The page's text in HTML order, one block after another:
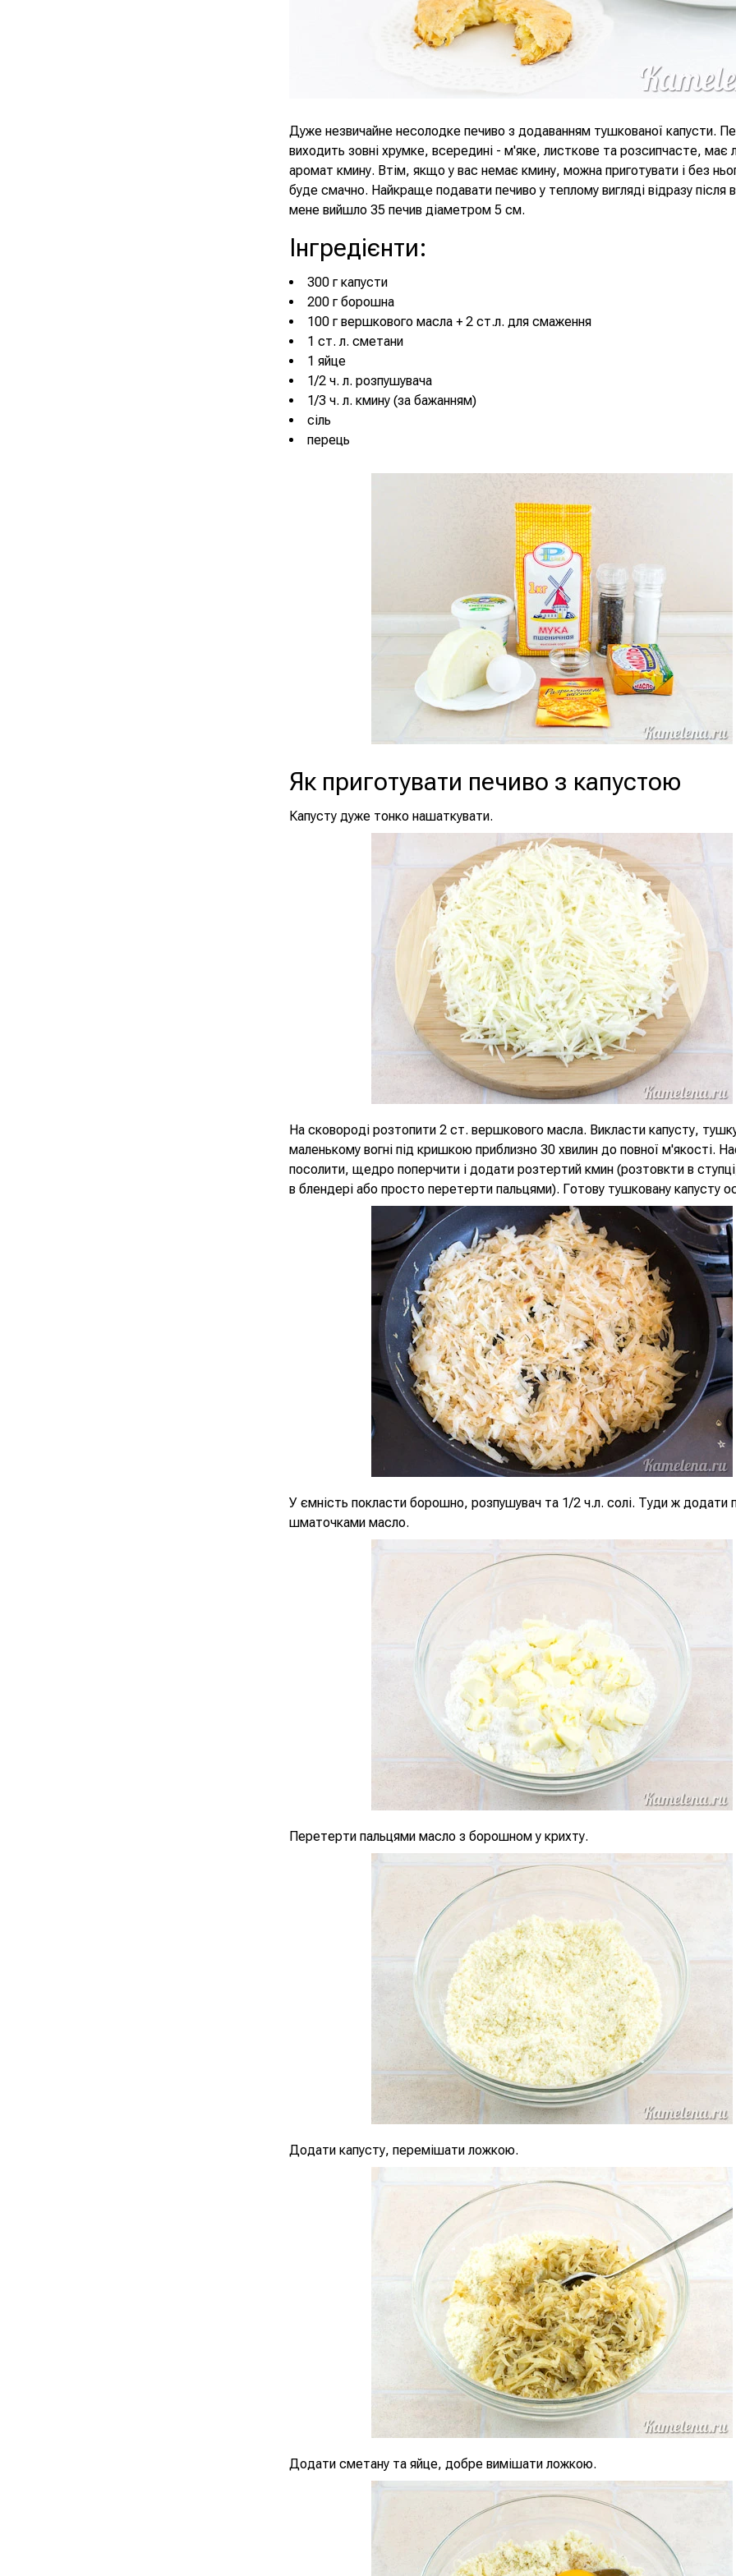
Дуже незвичайне несолодке печиво з додаванням тушкованої капусти.
виходить зовні хрумке, всередині - м'яке, листкове та розсипчасте, має
аромат кмину. Втім, якщо у вас немає кмину, можна приготувати і без
буде смачно. Найкраще подавати печиво у теплому вигляді відразу після
мене вийшло 35 печив діаметром 5 см.
Інгредієнти:
300 г капусти
200 г борошна
100 г вершкового масла + 2 ст.л. для смаження
1 ст. л. сметани
1 яйце
1/2 ч. л. розпушувача
1/3 ч. л. кмину (за бажанням)
сіль
перець
Як приготувати печиво з капустою
Капусту дуже тонко нашаткувати.
На сковороді розтопити 2 ст. вершкового масла. Викласти капусту,
маленькому вогні під кришкою приблизно 30 хвилин до повної м'якості.
посолити, щедро поперчити і додати розтертий кмин (розтовкти в
в блендері або просто перетерти пальцями). Готову тушковану капусту
У ємність покласти борошно, розпушувач та 1/2 ч.л. солі. Туди ж додати
шматочками масло.
Перетерти пальцями масло з борошном у крихту.
Додати капусту, перемішати ложкою.
Додати сметану та яйце, добре вимішати ложкою.